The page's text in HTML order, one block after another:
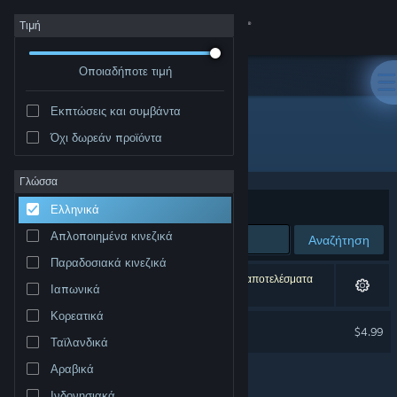
Σύνδεση
Κατάστημα
Σχετικά
Υποστήριξη
Αλλαγή γλώσσας
Προβολή ιστοσελίδας για υπολογιστές
Τιμή
Οποιαδήποτε τιμή
Εκπτώσεις και συμβάντα
Όχι δωρεάν προϊόντα
Γλώσσα
Ελληνικά
Απλοποιημένα κινεζικά
Παραδοσιακά κινεζικά
Ιαπωνικά
Κορεατικά
Ταϊλανδικά
Αραβικά
Δημιουργός: Airdorf Games
Ταξινόμηση ανά
Αναζήτηση
1 αποτέλεσμα ταιριάζει με την αναζήτησή σας. 3 αποτελέσματα
αποκλείστηκαν βάσει των προτιμήσεών σας.
$4.99